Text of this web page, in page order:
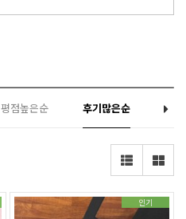
평점높은순 후기많은순
인기